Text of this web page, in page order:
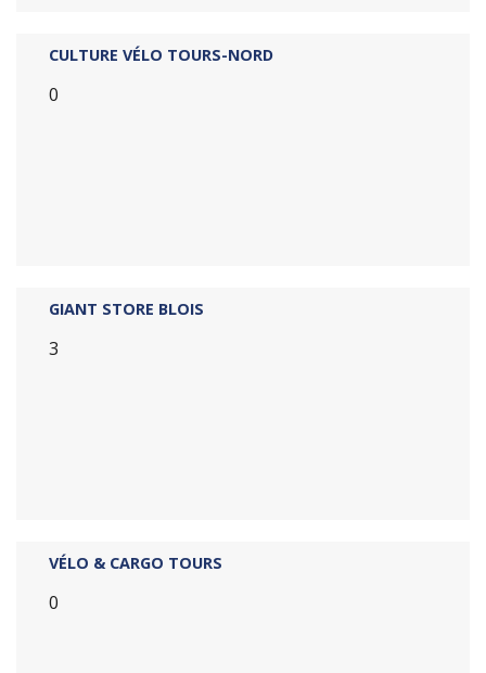
CULTURE VÉLO TOURS-NORD
0
GIANT STORE BLOIS
3
VÉLO & CARGO TOURS
0